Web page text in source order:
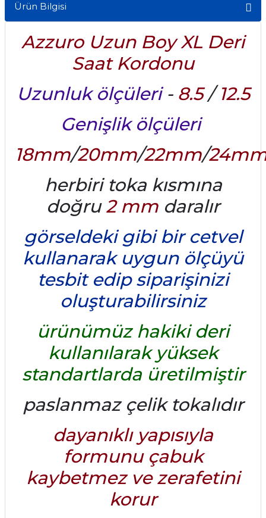
Ürün Bilgisi
Azzuro Uzun Boy XL Deri
Saat Kordonu
Uzunluk ölçüleri- 8.5/12.5
Genişlik ölçüleri
18mm/20mm/22mm/
herbiri toka kısmına
doğru2 mm daralır
görseldeki gibi bir cetvel
kullanarak uygun ölçüyü
tesbit edip siparişinizi
oluşturabilirsiniz
ürünümüz hakiki deri
kullanılarak yüksek
standartlarda üretilmiştir
paslanmaz çelik tokalıdır
dayanıklı yapısıyla
formunu çabuk
kaybetmez ve zerafetini
korur